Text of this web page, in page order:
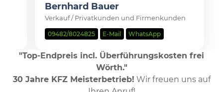
Bernhard Bauer
Verkauf / Privatkunden und Firmenkunden
09482/8024825 E-Mail WhatsApp
"Top-Endpreis incl. Überführungskosten frei
Wörth."
30 Jahre KFZ Meisterbetrieb! Wir freuen uns auf